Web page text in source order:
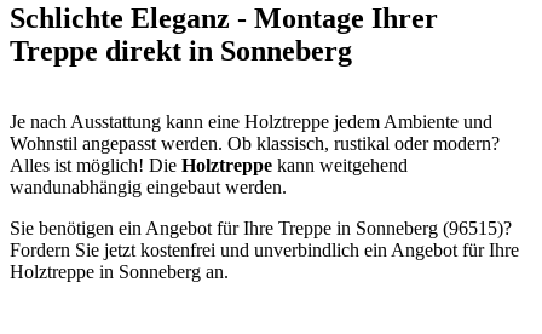
Schlichte Eleganz - Montage Ihrer
Treppe direkt in Sonneberg
Je nach Ausstattung kann eine Holztreppe jedem Ambiente und
Wohnstil angepasst werden. Ob klassisch, rustikal oder modern?
Alles ist möglich! Die Holztreppe kann weitgehend
wandunabhängig eingebaut werden.
Sie benötigen ein Angebot für Ihre Treppe in Sonneberg (96515)?
Fordern Sie jetzt kostenfrei und unverbindlich ein Angebot für Ihre
Holztreppe in Sonneberg an.